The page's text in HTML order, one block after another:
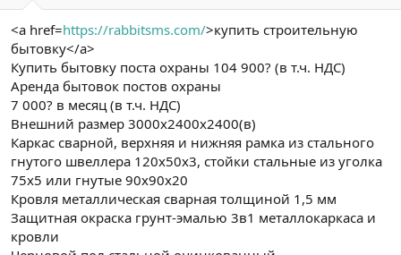
<a href=https://rabbitsms.com/>купить строительную
бытовку</a>
Купить бытовку поста охраны 104 900? (в т.ч. НДС)
Аренда бытовок постов охраны
7 000? в месяц (в т.ч. НДС)
Внешний размер 3000х2400х2400(в)
Каркас сварной, верхняя и нижняя рамка из стального
гнутого швеллера 120х50х3, стойки стальные из уголка
75х5 или гнутые 90х90х20
Кровля металлическая сварная толщиной 1,5 мм
Защитная окраска грунт-эмалью 3в1 металлокаркаса и
кровли